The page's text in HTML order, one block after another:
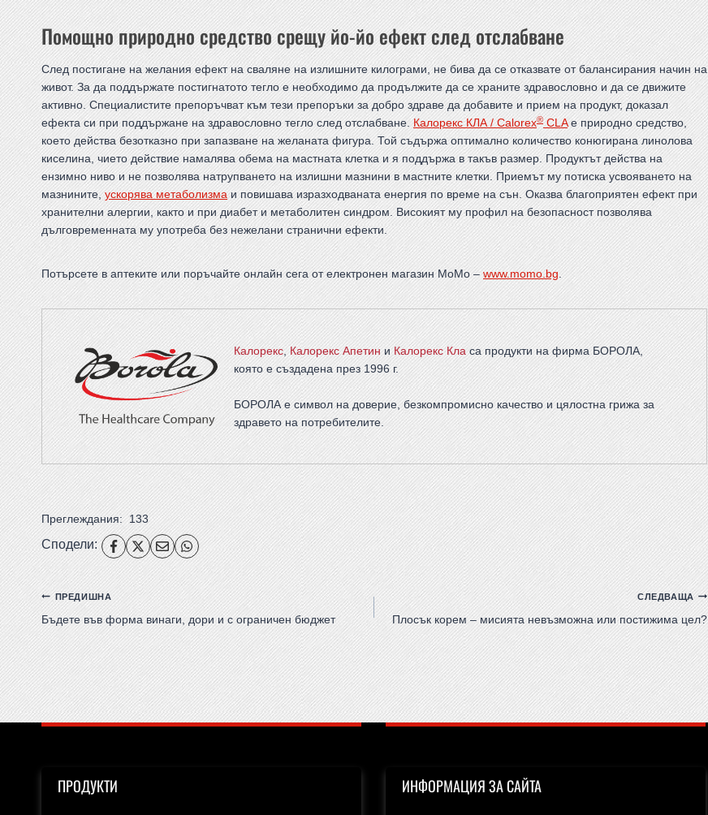
Помощно природно средство срещу йо-йо ефект след отслабване
След постигане на желания ефект на сваляне на излишните килограми, не бива да се отказвате от балансирания начин на
живот. За да поддържате постигнатото тегло е необходимо да продължите да се храните здравословно и да се движите
активно. Специалистите препоръчват към тези препоръки за добро здраве да добавите и прием на продукт, доказал
ефекта си при поддържане на здравословно тегло след отслабване.Калорекс КЛА / Calorex®CLAе природно средство,
което действа безотказно при запазване на желаната фигура. Той съдържа оптимално количество конюгирана линолова
киселина, чието действие намалява обема на мастната клетка и я поддържа в такъв размер. Продуктът действа на
ензимно ниво и не позволява натрупването на излишни мазнини в мастните клетки. Приемът му потиска усвояването на
мазнините,ускорява метаболизмаи повишава изразходваната енергия по време на сън. Оказва благоприятен ефект при
хранителни алергии, както и при диабет и метаболитен синдром. Високият му профил на безопасност позволява
дълговременната му употреба без нежелани странични ефекти.
Потърсете в аптеките или поръчайте онлайн сега от електронен магазин МоМо – www.momo.bg.
Калорекс,Калорекс АпетиниКалорекс Класа продукти на фирмаБОРОЛА,
която е създадена през 1996 г.
БОРОЛА е символ на доверие, безкомпромисно качество и цялостна грижа за
здравето на потребителите.
Преглеждания: 133
Сподели:
ПРЕДИШНА
Бъдете във форма винаги, дори и с ограничен бюджет
СЛЕДВАЩА
Плосък корем – мисията невъзможна или постижима цел?
ПРОДУКТИ ИНФОРМАЦИЯ ЗА САЙТА